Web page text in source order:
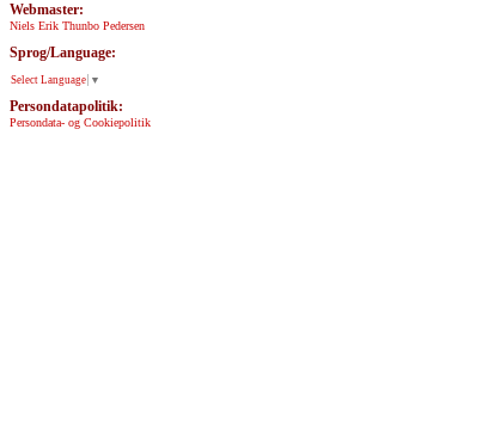
Webmaster:
Niels Erik Thunbo Pedersen
Sprog/Language:
Select Language ▼
Persondatapolitik:
Persondata- og Cookiepolitik